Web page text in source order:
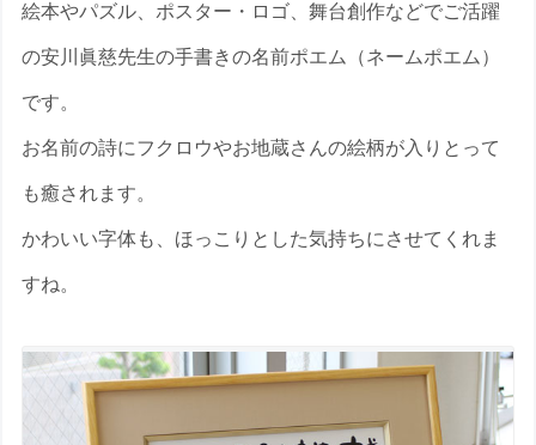
絵本やパズル、ポスター・ロゴ、舞台創作などでご活躍
の安川眞慈先生の手書きの名前ポエム（ネームポエム）
です。
お名前の詩にフクロウやお地蔵さんの絵柄が入りとって
も癒されます。
かわいい字体も、ほっこりとした気持ちにさせてくれま
すね。